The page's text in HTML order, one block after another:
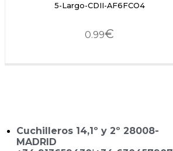
5-Largo-CDII-AF6FCO4
0.99€
Cuchilleros 14,1º y 2º 28008-
MADRID